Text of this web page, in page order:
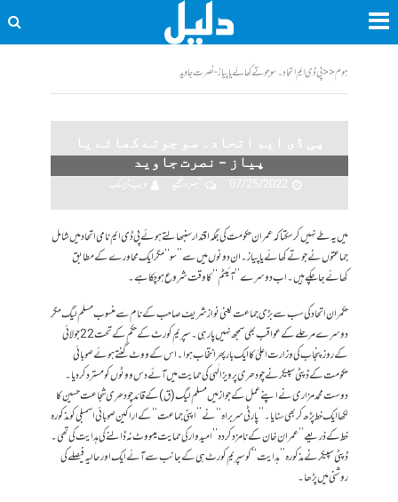
ہوم<<پی ڈی ایم اتحاد۔ سو جوتے کھائے یا پیاز - نصرت جاوید
پی ڈی ایم اتحاد۔ سو جوتے کھائے یا
پیاز – نصرت جاوید
07/25/2022
تبصرہ لکھیے ویب ڈیسک
میں یہ طے نہیں کرسکتا کہ عمران حکومت کی جگہ اقتدار سنبھالتے ہوئے پی ڈی ایم نامی اتحاد میں شامل
جماعتوں نے جوتے کھائے یا پیاز۔ ان دونوں میں سے ’’سو‘‘ مگر ایک محاورے کے مطابق
کھائے جاچکے ہیں۔اب دوسرے ’’آئیٹم‘‘ کا وقت شروع ہوچکا ہے۔
حکمران اتحاد کی سب سے بڑی جماعت یعنی نواز شریف صاحب کے نام سے منسوب مسلم لیگ مگر
دوسرے مرحلے کے عواقب بھی سمجھ نہیں پارہی۔ سپریم کورٹ کے حکم کے تحت 22جولائی
کے روز پنجاب کی وزارت اعلیٰ کا ایک بار پھر انتخاب ہوا۔اس کے ووٹ گنتے ہوئے صوبائی
حکومت کے ڈپٹی سپیکر نے چودھری پرویز الٰہی کی حمایت میں آئے دس ووٹوں کو مسترد کردیا۔
دوست محمد مزاری نے اپنے عمل کے جواز میں مسلم لیگ (ق) کے قائد چودھری شجاعت حسین کا
لکھا ایک خط پڑھ کر بھی سنایا۔’’پارٹی سربراہ‘‘ نے ’’اپنی جماعت‘‘ کے اراکین صوبائی اسمبلی کو مذکورہ
خط کے ذریعے ’’عمران خان کے نامزد کردہ‘‘ امیدوار کی حمایت میںووٹ نہ ڈالنے کی ہدایت کی تھی۔
ڈپٹی سپیکر نے مذکورہ ’’ہدایت‘‘ کو سپریم کورٹ ہی کے جانب سے آئے ایک اور حالیہ فیصلے کی
روشنی میں پڑھا۔